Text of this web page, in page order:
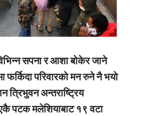
सपना र आशा बोकेर जाने
फर्किदा परिवारको मन रुने नै भयो
त्रिभुवन अन्तराष्ट्रिय
पटक मलेशियाबाट १९ वटा